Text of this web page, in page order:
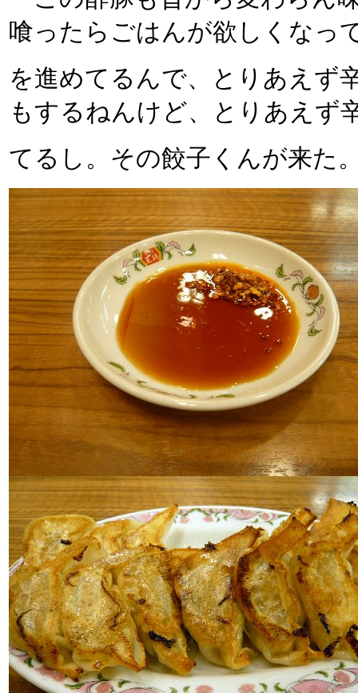
喰ったらごはんが欲しくなっ
を進めてるんで、とりあえず
もするねんけど、とりあえず
てるし。その餃子くんが来た